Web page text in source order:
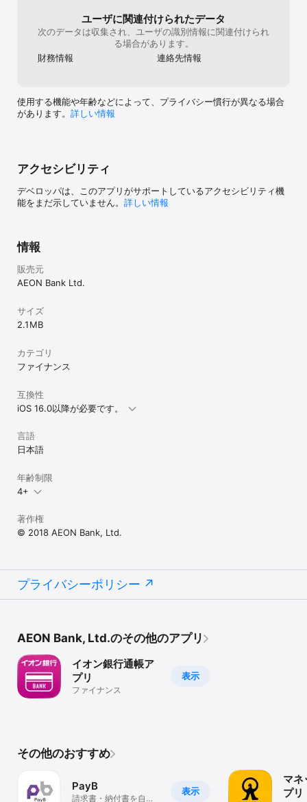
ユーザに関連付けられたデータ
次のデータは収集され、ユーザの識別情報に関連付けられ
る場合があります。
財務情報
連絡先情報
使用する機能や年齢などによって、プライバシー慣行が異なる場合
があります。 詳しい情報
アクセシビリティ
デベロッパは、このアプリがサポートしているアクセシビリティ機
能をまだ示していません。 詳しい情報
情報
販売元
AEON Bank Ltd.
サイズ
2.1 MB
カテゴリ
ファイナンス
互換性
iOS 16.0以降が必要です。
言語
日本語
年齢制限
4+
著作権
© 2018 AEON Bank, Ltd.
プライバシーポリシー
AEON Bank, Ltd.のその他のアプリ
表示
イオン銀行通帳ア
プリ
ファイナンス
その他のおすすめ
表示
PayB
請求書・納付書を自宅
マネ
プリ